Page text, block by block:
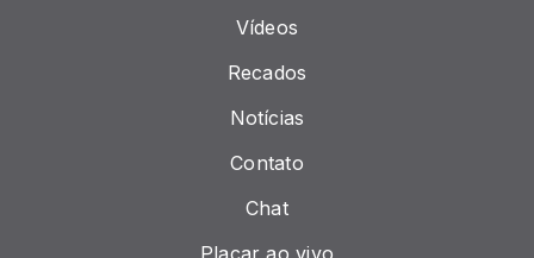
Vídeos
Recados
Notícias
Contato
Chat